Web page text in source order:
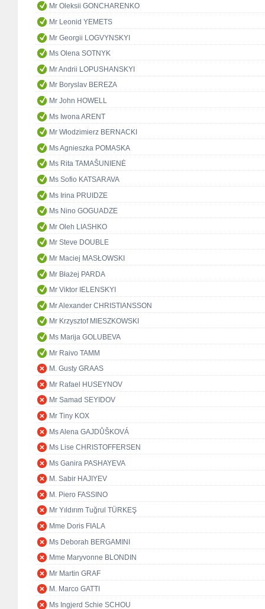
Mr Oleksii GONCHARENKO
Mr Leonid YEMETS
Mr Georgii LOGVYNSKYI
Ms Olena SOTNYK
Mr Andrii LOPUSHANSKYI
Mr Boryslav BEREZA
Mr John HOWELL
Ms Iwona ARENT
Mr Włodzimierz BERNACKI
Ms Agnieszka POMASKA
Ms Rita TAMAŠUNIENĖ
Ms Sofio KATSARAVA
Ms Irina PRUIDZE
Ms Nino GOGUADZE
Mr Oleh LIASHKO
Mr Steve DOUBLE
Mr Maciej MASŁOWSKI
Mr Błażej PARDA
Mr Viktor IELENSKYI
Mr Alexander CHRISTIANSSON
Mr Krzysztof MIESZKOWSKI
Ms Marija GOLUBEVA
Mr Raivo TAMM
M. Gusty GRAAS
Mr Rafael HUSEYNOV
Mr Samad SEYIDOV
Mr Tiny KOX
Ms Alena GAJDŮŠKOVÁ
Ms Lise CHRISTOFFERSEN
Ms Ganira PASHAYEVA
M. Sabir HAJIYEV
M. Piero FASSINO
Mr Yıldırım Tuğrul TÜRKEŞ
Mme Doris FIALA
Ms Deborah BERGAMINI
Mme Maryvonne BLONDIN
Mr Martin GRAF
M. Marco GATTI
Ms Ingjerd Schie SCHOU